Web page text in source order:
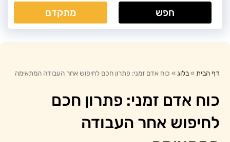
חפש מתקדם
דף הבית »בלוג » כוח אדם זמני: פתרון חכם לחיפוש אחר העבודה המתאימה
כוח אדם זמני: פתרון חכם
לחיפוש אחר העבודה